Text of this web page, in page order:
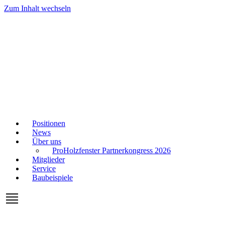
Zum Inhalt wechseln
Positionen
News
Über uns
ProHolzfenster Partnerkongress 2026
Mitglieder
Service
Baubeispiele